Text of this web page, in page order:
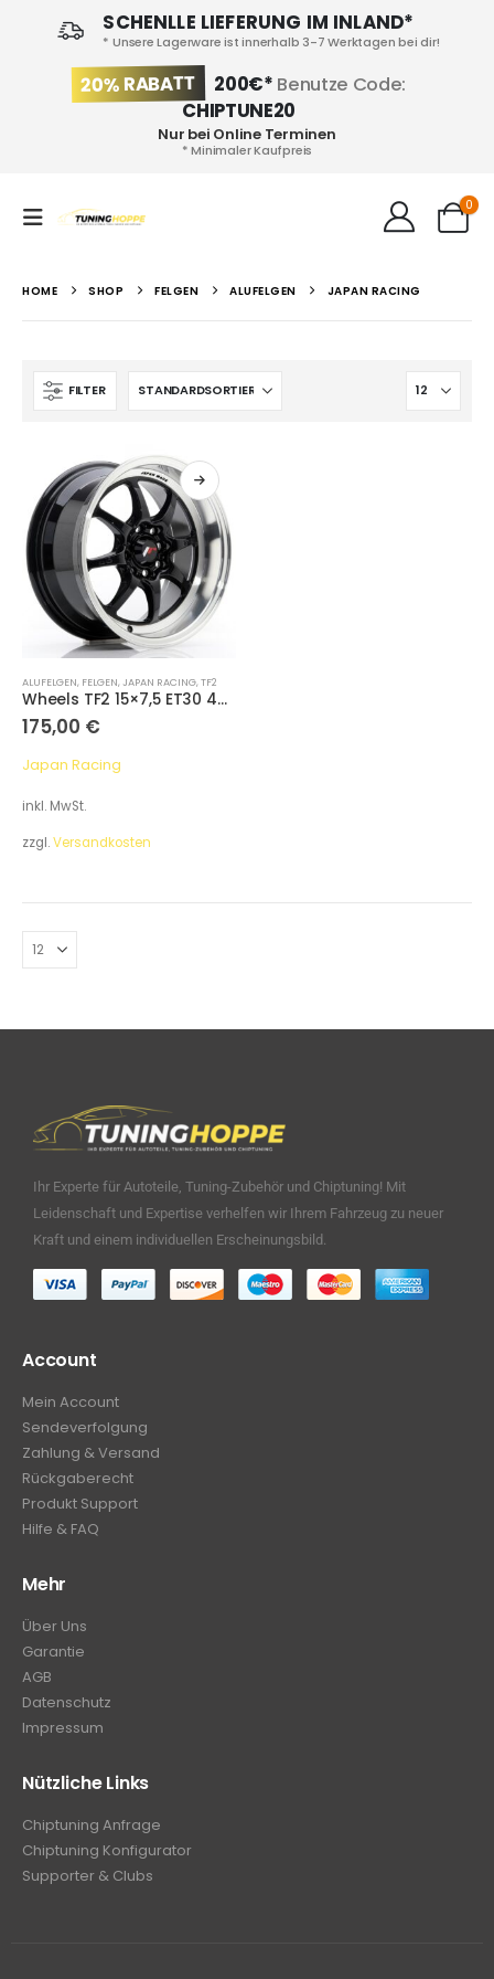
SCHENLLE LIEFERUNG IM INLAND*
* Unsere Lagerware ist innerhalb 3-7 Werktagen bei dir!
20% RABATT 200€* Benutze Code:
CHIPTUNE20
Nur bei Online Terminen
* Minimaler Kaufpreis
0
HOME SHOP FELGEN ALUFELGEN JAPAN RACING
FILTER
ALUFELGEN, FELGEN,JAPAN RACING,TF2
Wheels TF2 15×7,5 ET30 4×100/114
175,00 €
Japan Racing
inkl. MwSt.
zzgl.Versandkosten
Ihr Experte für Autoteile, Tuning-Zubehör und Chiptuning! Mit
Leidenschaft und Expertise verhelfen wir Ihrem Fahrzeug zu neuer
Kraft und einem individuellen Erscheinungsbild.
Account
Mein Account
Sendeverfolgung
Zahlung & Versand
Rückgaberecht
Produkt Support
Hilfe & FAQ
Mehr
Über Uns
Garantie
AGB
Datenschutz
Impressum
Nützliche Links
Chiptuning Anfrage
Chiptuning Konfigurator
Supporter & Clubs